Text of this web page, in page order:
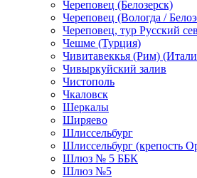
Череповец (Белозерск)
Череповец (Вологда /
Череповец, тур Русский
Чешме (Турция)
Чивитавеккья (Рим)
Чивыркуйский залив
Чистополь
Чкаловск
Шеркалы
Ширяево
Шлиссельбург
Шлиссельбург (крепость
Шлюз № 5 ББК
Шлюз №5